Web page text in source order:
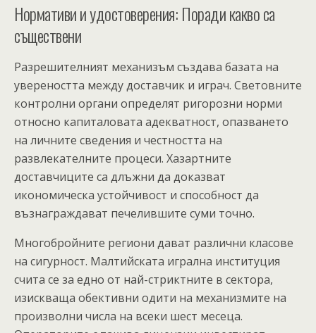
Нормативи и удостоверения: Поради какво са
съществени
Разрешителният механизъм създава базата на
увереността между доставчик и играч. Световните
контролни органи определят ригорозни норми
относно капиталовата адекватност, опазването
на личните сведения и честността на
развлекателните процеси. Хазартните
доставчиците са длъжни да доказват
икономическа устойчивост и способност да
възнаграждават печелившите суми точно.
Многобройните региони дават различни класове
на сигурност. Малтийската игрална институция
счита се за едно от най-стриктните в сектора,
изискваща обективни одити на механизмите на
произволни числа на всеки шест месеца.